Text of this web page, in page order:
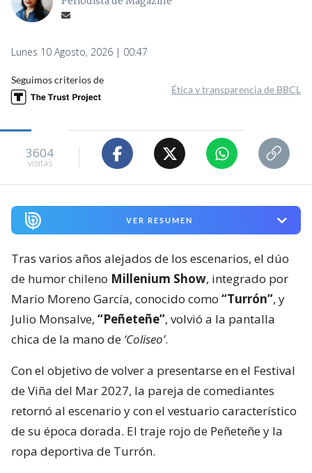
Lunes 10 Agosto, 2026 | 00:47
Seguimos criterios de
Ética y transparencia de BBCL
3604
visitas
VER RESUMEN
Tras varios años alejados de los escenarios, el dúo
de humor chileno Millenium Show, integrado por
Mario Moreno García, conocido como “Turrón”, y
Julio Monsalve, “Peñeteñe”, volvió a la pantalla
chica de la mano de ‘Coliseo’.
Con el objetivo de volver a presentarse en el Festival
de Viña del Mar 2027, la pareja de comediantes
retornó al escenario y con el vestuario característico
de su época dorada. El traje rojo de Peñeteñe y la
ropa deportiva de Turrón.